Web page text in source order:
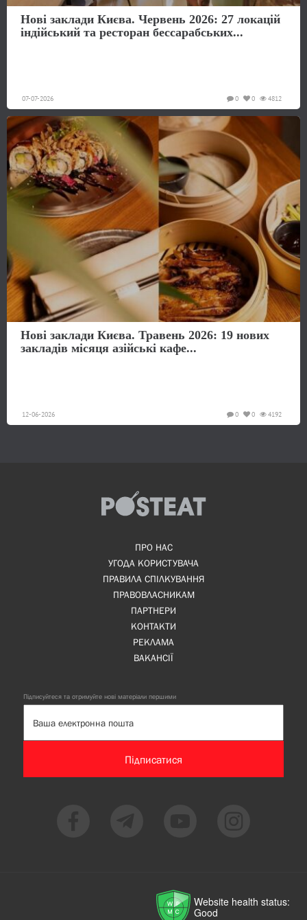
Нові заклади Києва. Червень 2026: 27 локацій
індійський та ресторан бессарабських...
07-07-2026 4812
0
0
Нові заклади Києва. Травень 2026: 19 нових
закладів місяця азійські кафе...
12-06-2026 4192
0
0
ПРО НАС
УГОДА КОРИСТУВАЧА
ПРАВИЛА СПІЛКУВАННЯ
ПРАВОВЛАСНИКАМ
ПАРТНЕРИ
КОНТАКТИ
РЕКЛАМА
ВАКАНСІЇ
Підписуйтеся та отримуйте нові матеріали першими
Підписатися
Website health status:
Good